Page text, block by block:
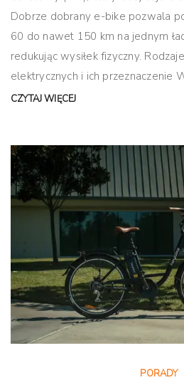
Dobrze dobrany e-bike pozwala
60 do nawet 150 km na jednym
redukując wysiłek fizyczny.
elektrycznych i ich przeznaczenie
CZYTAJ WIĘCEJ
PORADY